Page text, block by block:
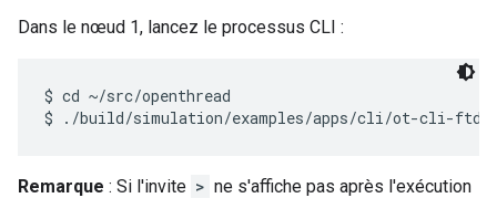
Dans le nœud 1, lancez le processus CLI :
$ cd ~/src/openthread
Remarque : Si l'invite > ne s'affiche pas après l'exécution